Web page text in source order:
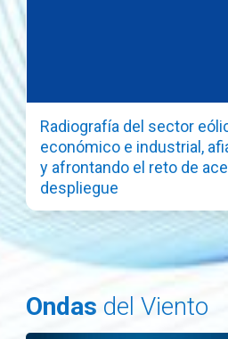
Radiografía del sector
económico e industrial,
y afrontando el reto de
despliegue
Ondas del Viento